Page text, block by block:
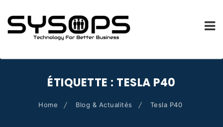
ÉTIQUETTE : TESLA P40
Home Blog & Actualités Tesla P40